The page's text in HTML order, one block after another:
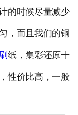
的时候尽量减少
，而且我们的铜
纸，集彩还原十
性价比高，一般